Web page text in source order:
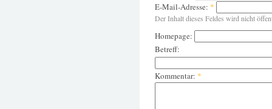
E-Mail-Adresse: *
Der Inhalt dieses Feldes wird nicht
Homepage:
Betreff:
Kommentar: *